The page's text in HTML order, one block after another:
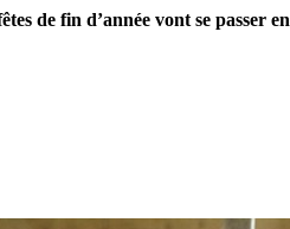
de fin d’année vont se